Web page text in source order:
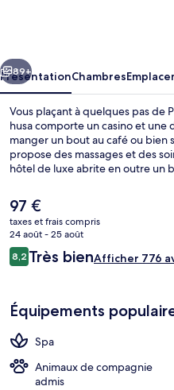
Suivant
89+
PrésentationChambres
Vous plaçant à quelques pas de
husa comporte un casino et
manger un bout au café ou bien
propose des massages et des
hôtel de luxe abrite en outre un
seulement séparent
de métro Můstek est accessible
Václavské náměstí se situe à 3 min
Le
prix
actuel
est
de
97 €
taxes et frais compris
24 août - 25 août
Avis
voyageurs
8,28,2 sur 10
Très bienAfficher 776
Équipements
Spa
Animaux de compagnie
admis